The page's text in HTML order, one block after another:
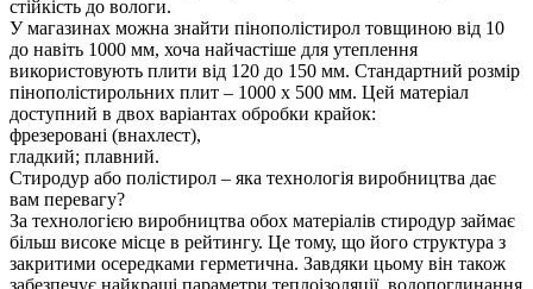
стійкість до вологи.
У магазинах можна знайти пінополістирол товщиною від 10
до навіть 1000 мм, хоча найчастіше для утеплення
використовують плити від 120 до 150 мм. Стандартний розмір
пінополістирольних плит – 1000 х 500 мм. Цей матеріал
доступний в двох варіантах обробки крайок:
фрезеровані (внахлест),
гладкий; плавний.
Стиродур або полістирол – яка технологія виробництва дає
вам перевагу?
За технологією виробництва обох матеріалів стиродур займає
більш високе місце в рейтингу. Це тому, що його структура з
закритими осередками герметична. Завдяки цьому він також
забезпечує найкращі параметри теплоізоляції, водопоглинання